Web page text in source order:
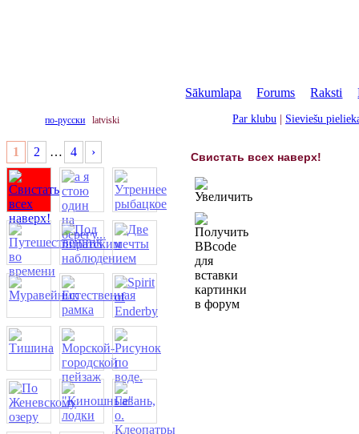
Sākumlapa |Forums |Raksti |
по-русски latviski Par klubu Sieviešu
Свистать всех наверх!
1 2 … 4 ›